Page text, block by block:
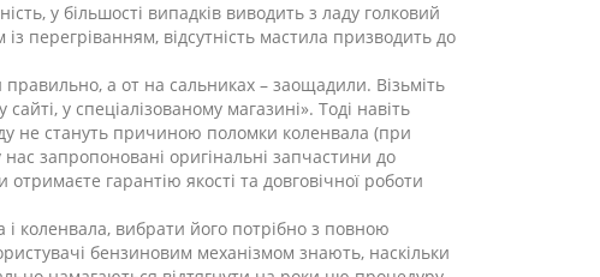
у більшості випадків виводить з ладу голковий
перегріванням, відсутність мастила призводить до
а от на сальниках – заощадили. Візьміть
у спеціалізованому магазині». Тоді навіть
не стануть причиною поломки коленвала (при
запропоновані оригінальні запчастини до
отримаєте гарантію якості та довговічної роботи
коленвала, вибрати його потрібно з повною
бензиновим механізмом знають, наскільки